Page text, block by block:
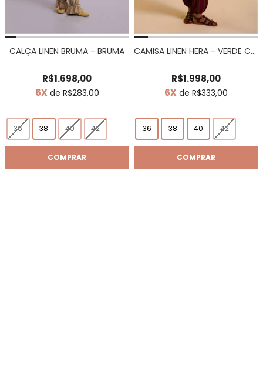
CALÇA LINEN BRUMA - BRUMA
R$1.698,00
6X de R$283,00
36 38 40 42
COMPRAR
CAMISA LINEN HERA - VERDE CAMPESTRE
R$1.998,00
6X de R$333,00
36 38 40 42
COMPRAR